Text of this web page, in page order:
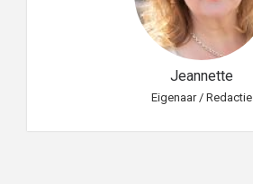
Jeannette
Eigenaar / Redactie